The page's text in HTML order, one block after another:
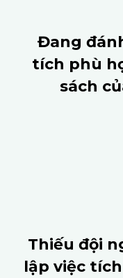
Đang
tích phù
sách
Thiếu đội
lập việc